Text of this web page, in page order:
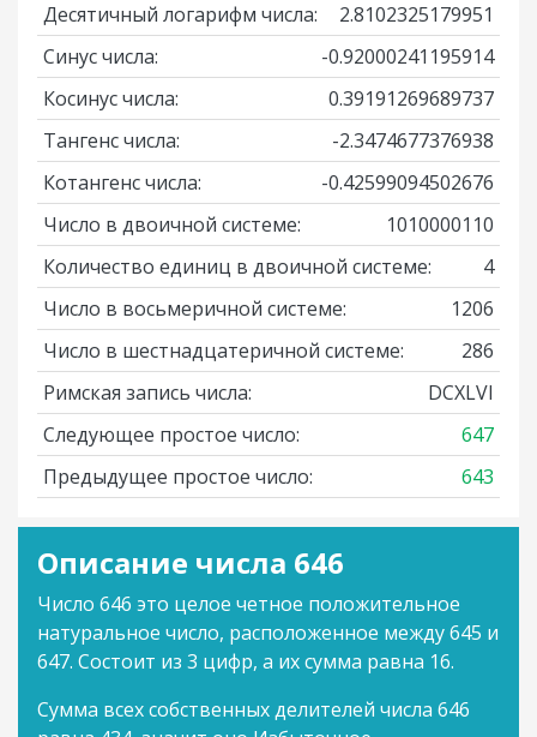
Десятичный логарифм числа:
2.8102325179951
Синус числа:
-0.92000241195914
Косинус числа:
0.39191269689737
Тангенс числа:
-2.3474677376938
Котангенс числа:
-0.42599094502676
Число в двоичной системе:
1010000110
Количество единиц в двоичной системе:
4
Число в восьмеричной системе:
1206
Число в шестнадцатеричной системе:
286
Римская запись числа:
DCXLVI
Следующее простое число:
647
Предыдущее простое число:
643
Описание числа 646
Число 646 это целое четное положительное
натуральное число, расположенное между 645 и
647. Состоит из 3 цифр, а их сумма равна 16.
Сумма всех собственных делителей числа 646